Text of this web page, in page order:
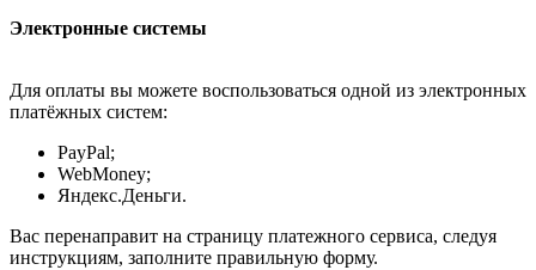
Электронные системы
Для оплаты вы можете воспользоваться одной из электронных
платёжных систем:
PayPal;
WebMoney;
Яндекс.Деньги.
Вас перенаправит на страницу платежного сервиса, следуя
инструкциям, заполните правильную форму.